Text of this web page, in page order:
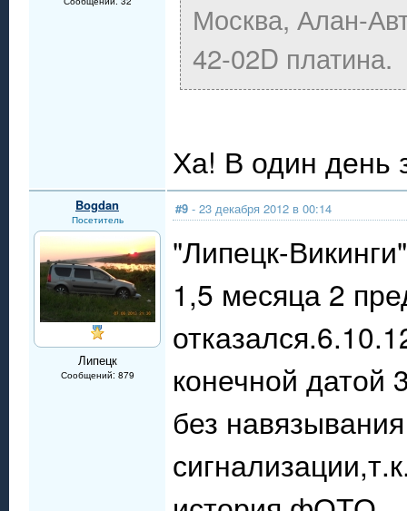
Москва, Алан-
42-02D платина.
Ха! В один день
Bogdan
Посетитель
Липецк
Сообщений: 879
#9 - 23 декабря 2012 в 00:14
"Липецк-
1,5 месяца 2
конечной датой
без